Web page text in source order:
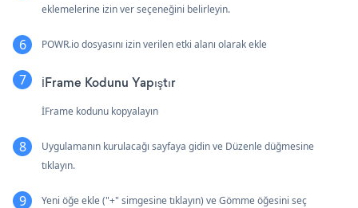
eklemelerine izin ver seçeneğini belirleyin.
POWR.io dosyasını izin verilen etki alanı olarak ekle
İFrame Kodunu Yapıştır
İFrame kodunu kopyalayın
Uygulamanın kurulacağı sayfaya gidin ve Düzenle düğmesine
tıklayın.
Yeni öğe ekle ("+" simgesine tıklayın) ve Gömme öğesini seç